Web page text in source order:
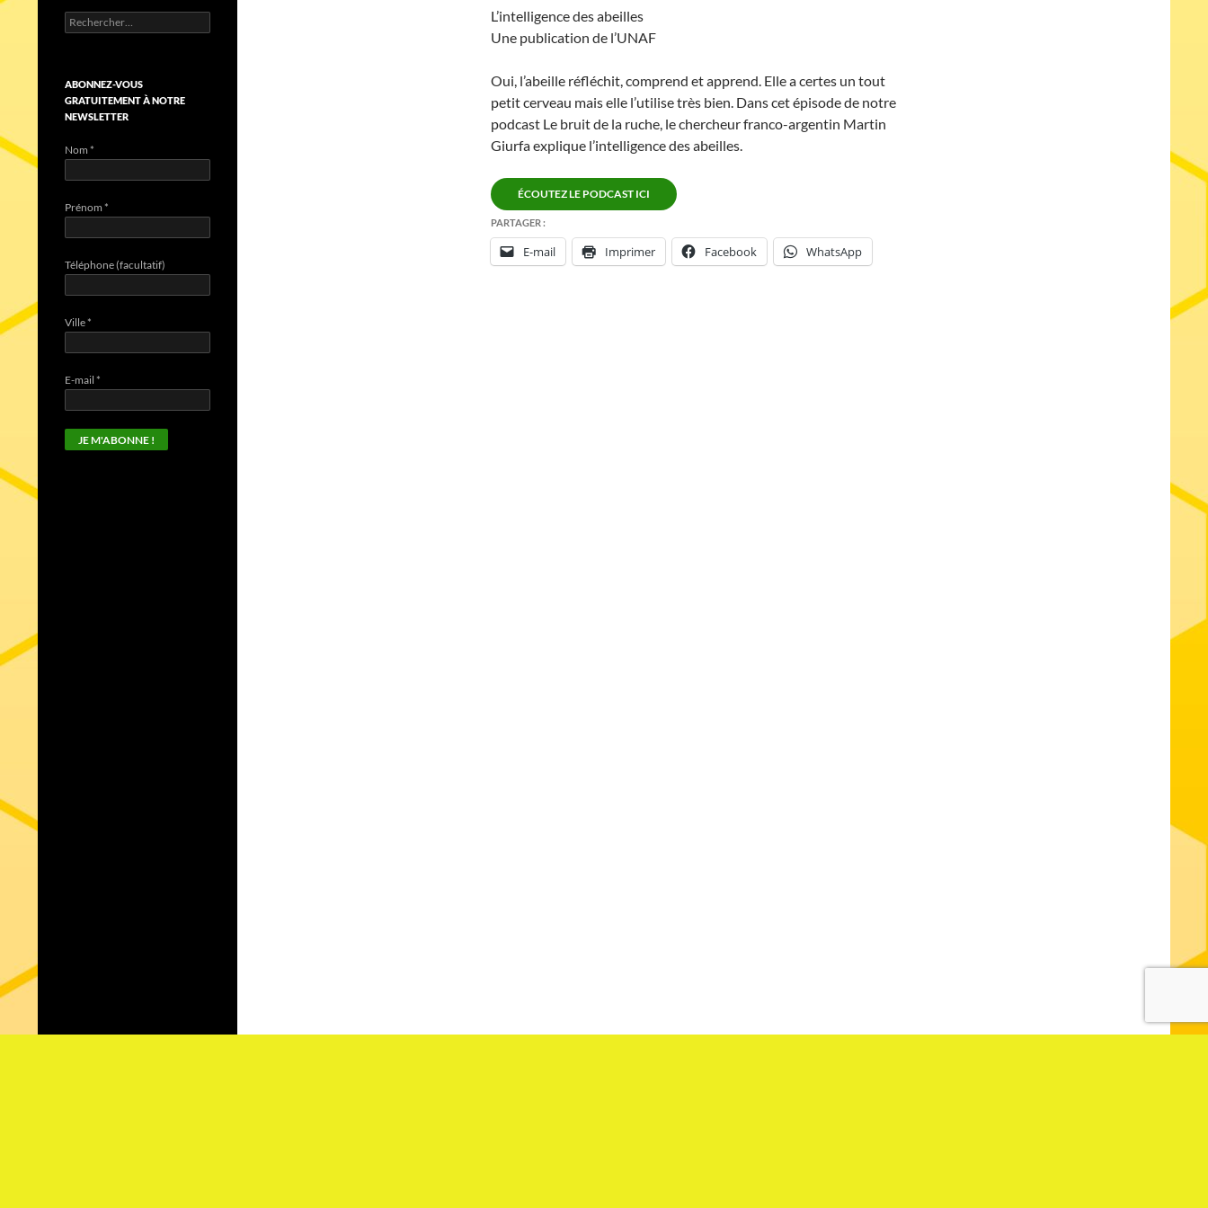
L’intelligence des abeilles
Une publication de l’UNAF
Oui, l’abeille réfléchit, comprend et apprend. Elle a certes un tout
petit cerveau mais elle l’utilise très bien. Dans cet épisode de notre
podcast Le bruit de la ruche, le chercheur franco-argentin Martin
Giurfa explique l’intelligence des abeilles.
ÉCOUTEZ LE PODCAST ICI
PARTAGER :
E-mail Imprimer Facebook WhatsApp
Rechercher :
ABONNEZ-VOUS
GRATUITEMENT À NOTRE
NEWSLETTER
Nom *
Prénom *
Téléphone (facultatif)
Ville*
E-mail *